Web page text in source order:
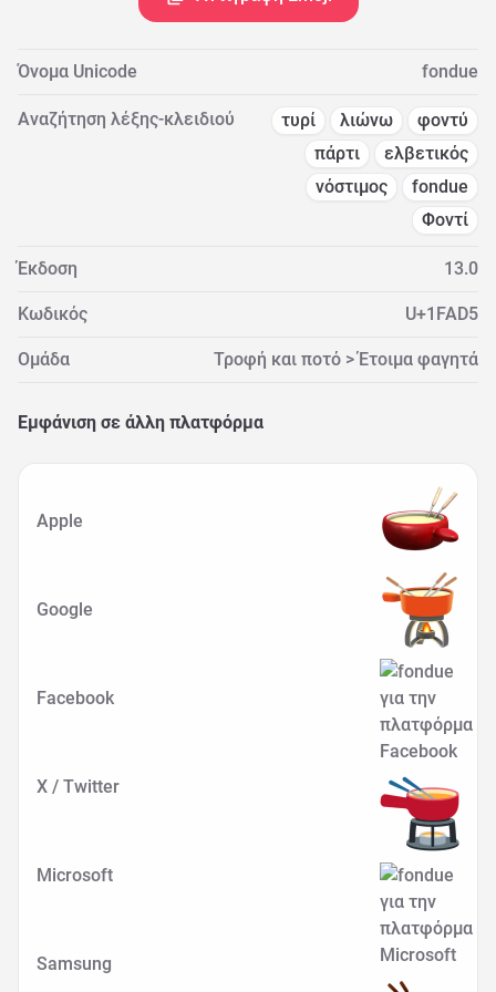
Όνομα Unicode fondue
Αναζήτηση λέξης-κλειδιού τυρί λιώνω
φοντύ
πάρτι
ελβετικός
νόστιμος
fondue
Φοντί
Έκδοση 13.0
Κωδικός U+1FAD5
Ομάδα Τροφή και ποτό > Έτοιμα φαγητά
Εμφάνιση σε άλλη πλατφόρμα
Apple
Google
Facebook
X / Twitter
Microsoft
Samsung